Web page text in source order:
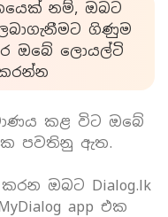
නම්, ඔබට
ගිණුම
ඔබේ ලොයල්ටි
කළ විට ඔබේ
පවතිනු ඇත.
ඔබට Dialog.lk
app එක